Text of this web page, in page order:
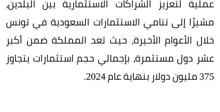
مشيرًا إلى تنامي الاستثمارات السعودية في تونس
خلال الأعوام الأخيرة، حيث تعد المملكة ضمن أكبر
عشر دول مستثمرة، بإجمالي حجم استثمارات يتجاوز
375 مليون دولار بنهاية عام 2024.